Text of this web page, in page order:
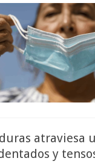
atraviesa
y